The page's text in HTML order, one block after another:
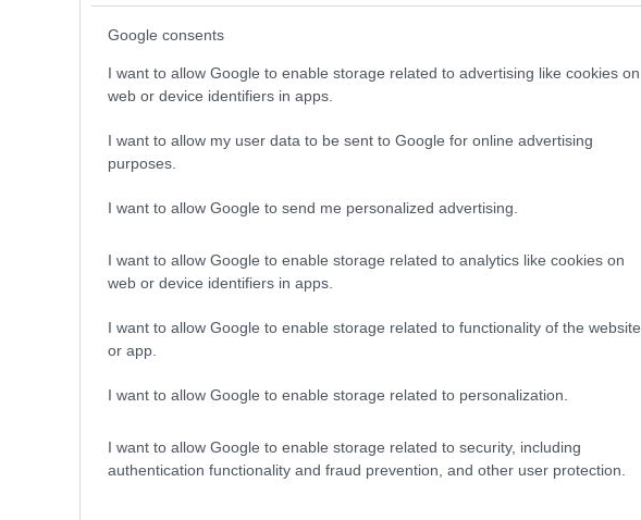
Google consents
I want to allow Google to enable storage related to advertising like cookies on
web or device identifiers in apps.
I want to allow my user data to be sent to Google for online advertising
purposes.
I want to allow Google to send me personalized advertising.
I want to allow Google to enable storage related to analytics like cookies on
web or device identifiers in apps.
I want to allow Google to enable storage related to functionality of the website
or app.
I want to allow Google to enable storage related to personalization.
I want to allow Google to enable storage related to security, including
authentication functionality and fraud prevention, and other user protection.